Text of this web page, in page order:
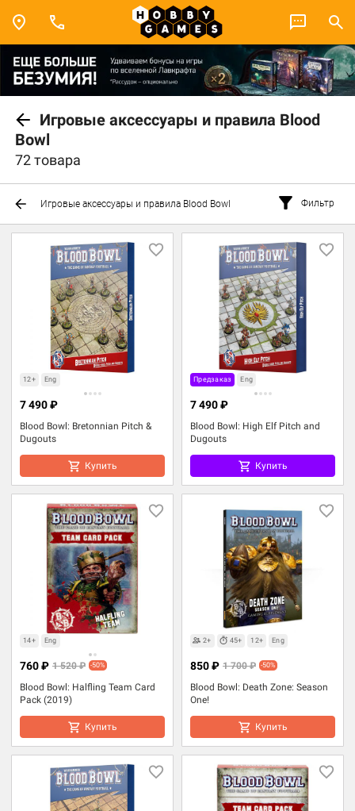
Игровые аксессуары и правила Blood
Bowl
72 товара
Игровые аксессуары и правила Blood Bowl Фильтр
12+ Eng
Blood Bowl: Bretonnian Pitch &
Dugouts
7 490 ₽
Купить
Предзаказ Eng
Blood Bowl: High Elf Pitch and
Dugouts
7 490 ₽
Купить
14+ Eng
Blood Bowl: Halfling Team Card
Pack (2019)
760 ₽ 1 520 ₽ -50%
Купить
2+ 45+ 12+ Eng
Blood Bowl: Death Zone: Season
One!
850 ₽ 1 700 ₽ -50%
Купить